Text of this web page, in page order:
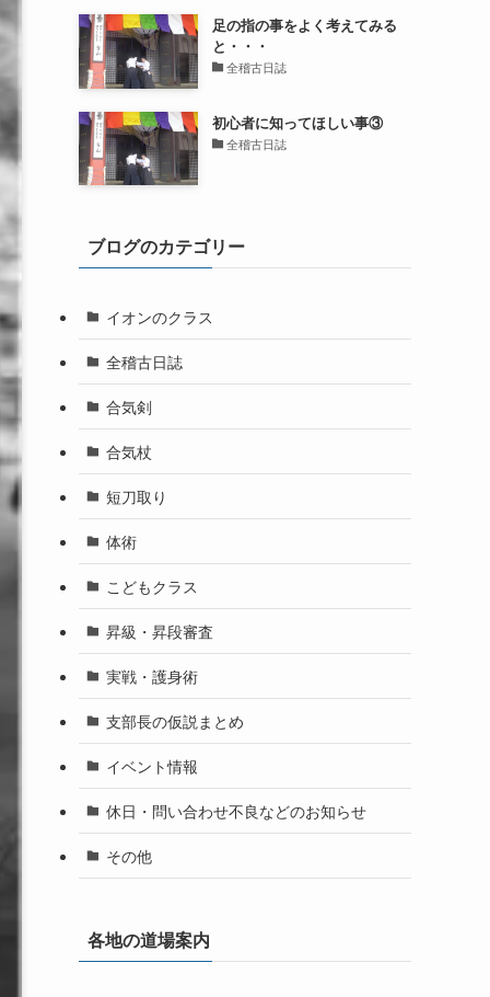
足の指の事をよく考えてみる
と・・・
全稽古日誌
初心者に知ってほしい事③
全稽古日誌
ブログのカテゴリー
イオンのクラス
全稽古日誌
合気剣
合気杖
短刀取り
体術
こどもクラス
昇級・昇段審査
実戦・護身術
支部長の仮説まとめ
イベント情報
休日・問い合わせ不良などのお知らせ
その他
各地の道場案内